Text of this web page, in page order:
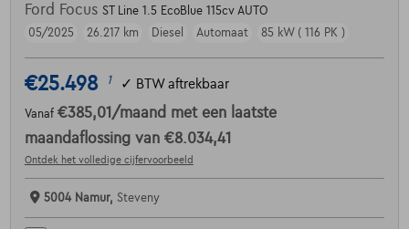
Ford Focus ST Line 1.5 EcoBlue 115cv AUTO
05/2025
26.217 km Diesel Automaat 85 kW ( 116 PK )
€25.498 1 ✓ BTW aftrekbaar
Vanaf €385,01 /maand met een laatste
maandaflossing van €8.034,41
Ontdek het volledige cijfervoorbeeld
5004 Namur, Steveny